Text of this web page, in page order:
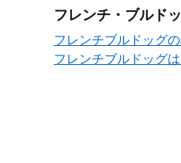
フレンチ・ブルド
フレンチブルドッグ
フレンチブルドッグ